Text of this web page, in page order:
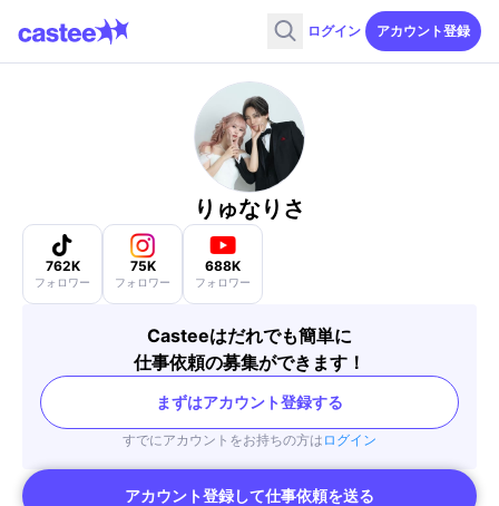
ログイン アカウント登録
りゅなりさ
762K
フォロワー
75K
フォロワー
688K
フォロワー
Casteeはだれでも簡単に
仕事依頼の募集ができます！
まずはアカウント登録する
すでにアカウントをお持ちの方は ログイン
アカウント登録して仕事依頼を送る